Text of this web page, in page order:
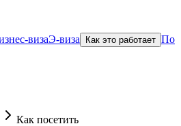
визаЭ-виза Как это работает По
Как посетить